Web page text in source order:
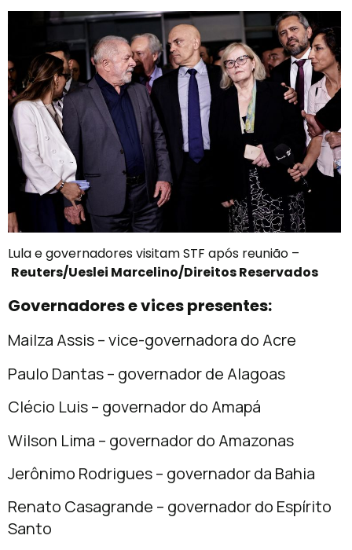
Lula e governadores visitam STF após reunião –
Reuters/Ueslei Marcelino/Direitos Reservados
Governadores e vices presentes:
Mailza Assis – vice-governadora do Acre
Paulo Dantas – governador de Alagoas
Clécio Luis – governador do Amapá
Wilson Lima – governador do Amazonas
Jerônimo Rodrigues – governador da Bahia
Renato Casagrande – governador do Espírito
Santo